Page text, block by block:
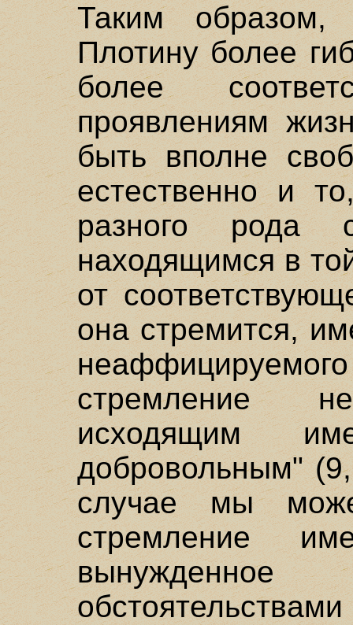
Таким образом,
Плотину более
более
проявлениям
быть вполне
естественно и
разного рода
находящимся в
от
она стремится,
стремление
исходящим
добровольным"
случае мы
стремление